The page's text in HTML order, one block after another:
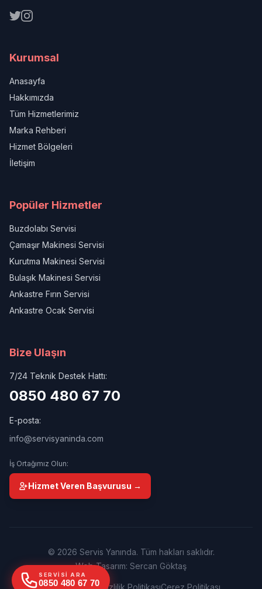
Kurumsal
Anasayfa
Hakkımızda
Tüm Hizmetlerimiz
Marka Rehberi
Hizmet Bölgeleri
İletişim
Popüler Hizmetler
Buzdolabı Servisi
Çamaşır Makinesi Servisi
Kurutma Makinesi Servisi
Bulaşık Makinesi Servisi
Ankastre Fırın Servisi
Ankastre Ocak Servisi
Bize Ulaşın
7/24 Teknik Destek Hattı:
0850 480 67 70
E-posta:
info@servisyaninda.com
İş Ortağımız Olun:
Hizmet Veren Başvurusu →
© 2026 Servis Yanında. Tüm hakları saklıdır.
Web Tasarım: Sercan Göktaş
Kullanım Şartları Gizlilik PolitikasıÇerez Politikası
SERVISI ARA
0850 480 67 70